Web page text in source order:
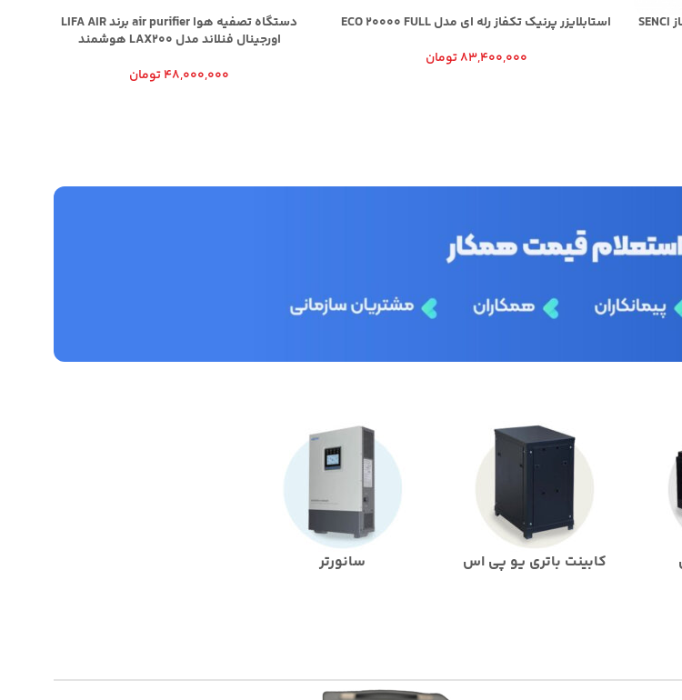
موتور برق سنسی SC12000E-III بنزینی تکفاز SENCI
استابلایزر پرنیک تکفاز رله ای مدل ECO 20000 FULL
83,400,000تومان
دستگاه تصفیه هوا air purifier برند LIFA AIR
اورجینال فنلاند مدل LAX200 هوشمند
48,000,000تومان
کابینت باتری یو پی اس سانورتر